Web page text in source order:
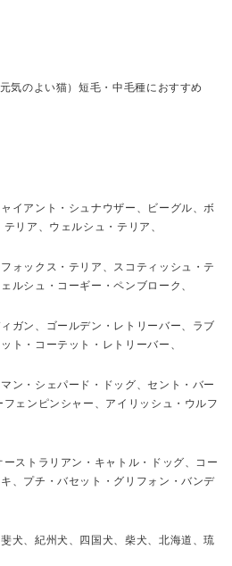
気のよい猫）短毛・中毛種におすすめ
イアント・シュナウザー、ビーグル、ボ
リア、ウェルシュ・テリア、
ォックス・テリア、スコティッシュ・テ
ルシュ・コーギー・ペンブローク、
ガン、ゴールデン・レトリーバー、ラブ
ト・コーテット・レトリーバー、
ン・シェパード・ドッグ、セント・バー
ェンピンシャー、アイリッシュ・ウルフ
ストラリアン・キャトル・ドッグ、コー
、プチ・バセット・グリフォン・バンデ
犬、紀州犬、四国犬、柴犬、北海道、琉